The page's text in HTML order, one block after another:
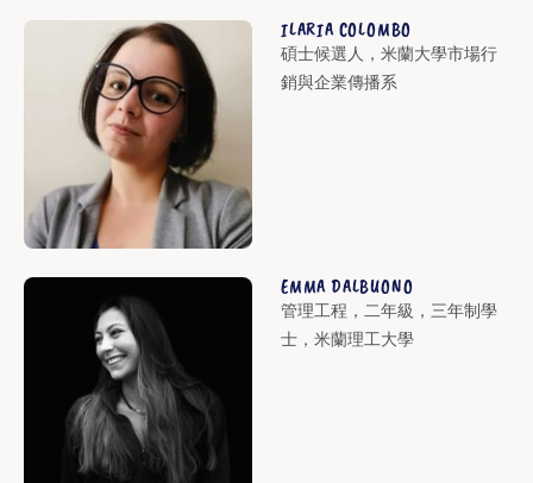
ILARIA COLOMBO
碩士候選人，米蘭大學市場行
銷與企業傳播系
EMMA DALBUONO
管理工程，二年級，三年制學
士，米蘭理工大學